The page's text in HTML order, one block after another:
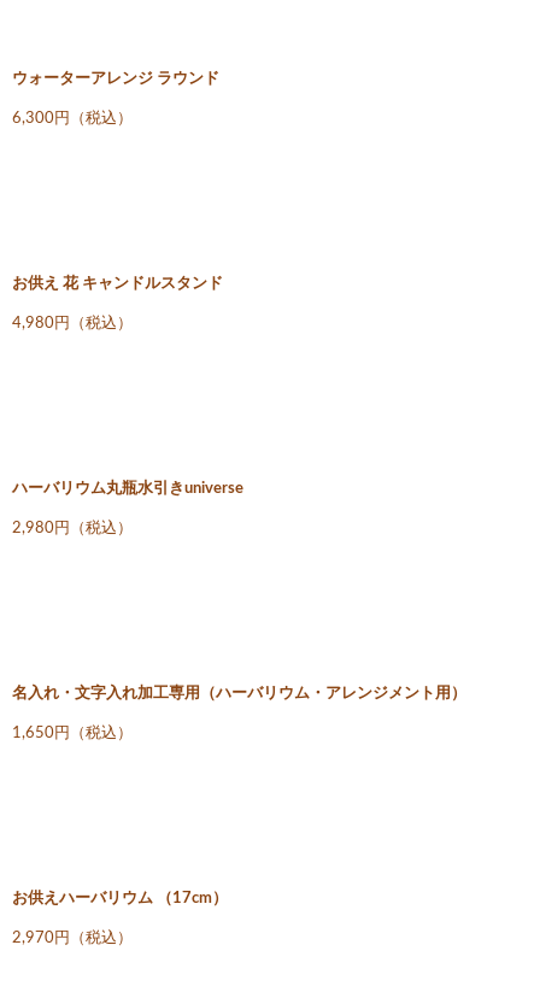
ウォーターアレンジ ラウンド
6,300円（税込）
お供え 花 キャンドルスタンド
4,980円（税込）
ハーバリウム丸瓶水引きuniverse
2,980円（税込）
名入れ・文字入れ加工専用（ハーバリウム・アレンジメント用）
1,650円（税込）
お供えハーバリウム （17cm）
2,970円（税込）